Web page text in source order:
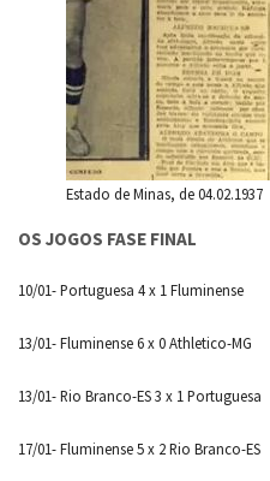
Estado de Minas, de 04.02.1937
OS JOGOS FASE FINAL
10/01- Portuguesa 4 x 1 Fluminense
13/01- Fluminense 6 x 0 Athletico-MG
13/01- Rio Branco-ES 3 x 1 Portuguesa
17/01- Fluminense 5 x 2 Rio Branco-ES